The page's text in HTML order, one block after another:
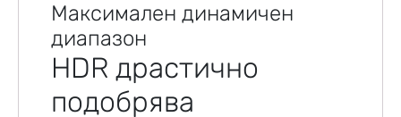
Максимален динамичен
диапазон
HDR драстично
подобрява